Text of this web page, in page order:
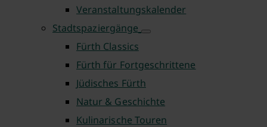
Veranstaltungskalender
Stadtspaziergänge
Fürth Classics
Fürth für Fortgeschrittene
Jüdisches Fürth
Natur & Geschichte
Kulinarische Touren